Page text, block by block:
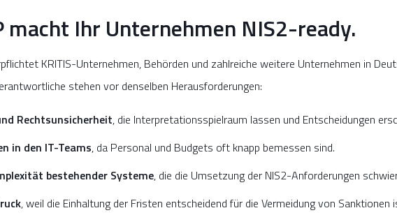
macht Ihr Unternehmen NIS2-ready.
KRITIS-Unternehmen, Behörden und zahlreiche weitere Unternehmen in
stehen vor denselben Herausforderungen:
Rechtsunsicherheit, die Interpretationsspielraum lassen und Entscheidungen
in den IT-Teams, da Personal und Budgets oft knapp bemessen sind.
bestehender Systeme, die die Umsetzung der NIS2-Anforderungen
, weil die Einhaltung der Fristen entscheidend für die Vermeidung von Sanktionen